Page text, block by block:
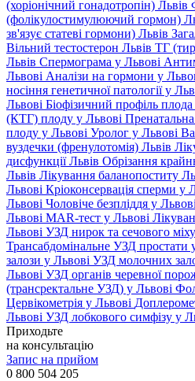
(хоріонічний гонадотропін) Львів
(фолікулостимулюючий гормон)
зв'язує статеві гормони) Львів
Вільний тестостерон Львів ТГ
Львів Спермограма у Львові
Львові Аналізи на гормони у
носіння генетичної патології у
Львові Біофізичний профіль плода
(КТГ) плоду у Львові Пренатальна
плоду у Львові Уролог у Львові
вуздечки (френулотомія) Львів
дисфункції Львів Обрізання
Львів Лікування баланопоститу
Львові Кріоконсервація сперми у
Львові Чоловіче безпліддя у Львові
Львові MAR-тест у Львові
Львові УЗД нирок та сечового
Трансабдомінальне УЗД простати
залози у Львові УЗД молочних
Львові УЗД органів черевної
(трансректальне УЗД) у Львові
Цервікометрія у Львові
Львові УЗД лобкового симфізу у
Приходьте
на консультацію
Запис на прийом
0 800 504 205